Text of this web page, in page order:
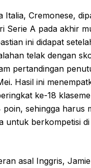
Italia, Cremonese,
Serie A pada akhir
ini didapat
telak dengan
pertandingan
Hasil ini
ke-18
poin, sehingga harus
untuk berkompetisi
asal Inggris,